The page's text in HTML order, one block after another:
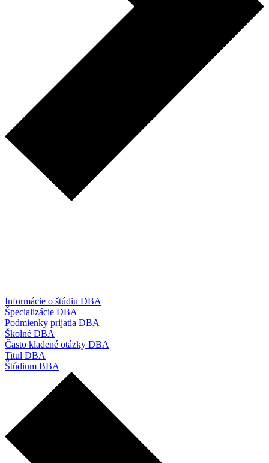
Informácie o štúdiu DBA
Špecializácie DBA
Podmienky prijatia DBA
Školné DBA
Často kladené otázky DBA
Titul DBA
Štúdium BBA